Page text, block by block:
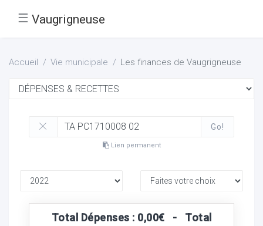
☰ Vaugrigneuse
Accueil Vie municipale Les finances de Vaugrigneuse
Go!
Lien permanent
Total Dépenses : 0,00€ - Total